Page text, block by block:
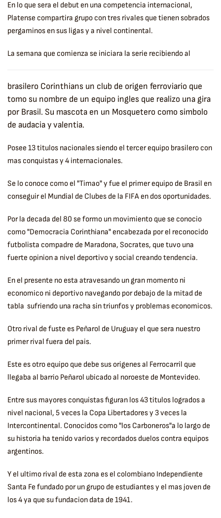
En lo que sera el debut en una competencia internacional,
Platense compartira grupo con tres rivales que tienen sobrados
pergaminos en sus ligas y a nivel continental.
La semana que comienza se iniciara la serie recibiendo al
brasilero Corinthians un club de origen ferroviario que
tomo su nombre de un equipo ingles que realizo una gira
por Brasil. Su mascota en un Mosquetero como simbolo
de audacia y valentia.
Posee 13 titulos nacionales siendo el tercer equipo brasilero con
mas conquistas y 4 internacionales.
Se lo conoce como el "Timao" y fue el primer equipo de Brasil en
conseguir el Mundial de Clubes de la FIFA en dos oportunidades.
Por la decada del 80 se formo un movimiento que se conocio
como "Democracia Corinthiana" encabezada por el reconocido
futbolista compadre de Maradona, Socrates, que tuvo una
fuerte opinion a nivel deportivo y social creando tendencia.
En el presente no esta atravesando un gran momento ni
economico ni deportivo navegando por debajo de la mitad de
tabla sufriendo una racha sin triunfos y problemas economicos.
Otro rival de fuste es Peñarol de Uruguay el que sera nuestro
primer rival fuera del pais.
Este es otro equipo que debe sus origenes al Ferrocarril que
llegaba al barrio Peñarol ubicado al noroeste de Montevideo.
Entre sus mayores conquistas figuran los 43 titulos logrados a
nivel nacional, 5 veces la Copa Libertadores y 3 veces la
Intercontinental. Conocidos como "los Carboneros"a lo largo de
su historia ha tenido varios y recordados duelos contra equipos
argentinos.
Y el ultimo rival de esta zona es el colombiano Independiente
Santa Fe fundado por un grupo de estudiantes y el mas joven de
los 4 ya que su fundacion data de 1941.